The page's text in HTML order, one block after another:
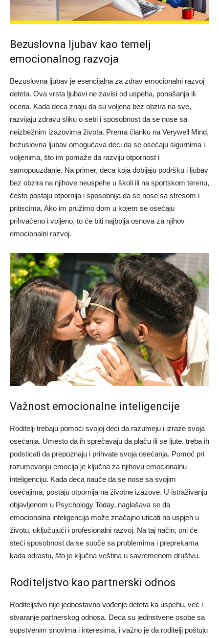
Bezuslovna ljubav kao temelj
emocionalnog razvoja
Bezuslovna ljubav je esencijalna za zdrav emocionalni razvoj
deteta. Ova vrsta ljubavi ne zavisi od uspeha, ponašanja ili
ocena. Kada deca znaju da su voljena bez obzira na sve,
razvijaju zdravu sliku o sebi i sposobnost da se nose sa
neizbežnim izazovima života. Prema članku na Verywell Mind,
bezuslovna ljubav omogućava deci da se osećaju sigurnima i
voljenima, što im pomaže da razviju otpornost i
samopouzdanje. Na primer, deca koja dobijaju podršku i ljubav
bez obzira na njihove neuspehe u školi ili na sportskom terenu,
često postaju otpornija i sposobnija da se nose sa stresom i
pritiscima. Ako im pružimo dom u kojem se osećaju
prihvaćeno i voljeno, to će biti najbolja osnova za njihov
emocionalni razvoj.
Važnost emocionalne inteligencije
Roditelji trebaju pomoći svojoj deci da razumeju i izraze svoja
osećanja. Umesto da ih sprečavaju da plaču ili se ljute, treba ih
podsticati da prepoznaju i prihvate svoja osećanja. Pomoć pri
razumevanju emocija je ključna za njihovu emocionalnu
inteligenciju. Kada deca nauče da se nose sa svojim
osećajima, postaju otpornija na životne izazove. U istraživanju
objavljenom u Psychology Today, naglašava se da
emocionalna inteligencija može značajno uticati na uspjeh u
životu, uključujući i profesionalni razvoj. Na taj način, oni će
steći sposobnost da se suoče sa problemima i preprekama
kada odrastu, što je ključna veština u savremenom društvu.
Roditeljstvo kao partnerski odnos
Roditeljstvo nije jednostavno vođenje deteta ka uspehu, već i
stvaranje partnerskog odnosa. Deca su jedinstvene osobe sa
sopstvenim snovima i interesima, i važno je da roditelji poštuju